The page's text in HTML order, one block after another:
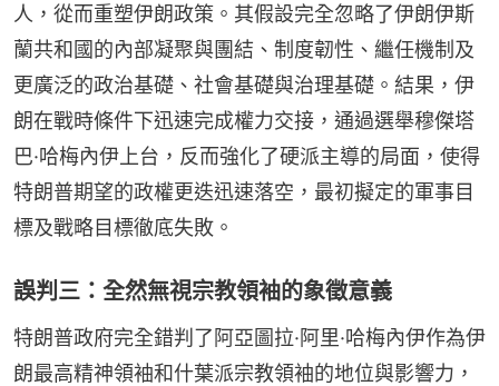
人，從而重塑伊朗政策。其假設完全忽略了伊朗伊斯
蘭共和國的內部凝聚與團結、制度韌性、繼任機制及
更廣泛的政治基礎、社會基礎與治理基礎。結果，伊
朗在戰時條件下迅速完成權力交接，通過選舉穆傑塔
巴·哈梅內伊上台，反而強化了硬派主導的局面，使得
特朗普期望的政權更迭迅速落空，最初擬定的軍事目
標及戰略目標徹底失敗。
誤判三：全然無視宗教領袖的象徵意義
特朗普政府完全錯判了阿亞圖拉·阿里·哈梅內伊作為伊
朗最高精神領袖和什葉派宗教領袖的地位與影響力，